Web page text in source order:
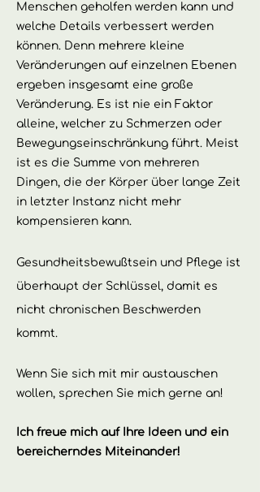
Menschen geholfen werden kann und
welche Details verbessert werden
können. Denn mehrere kleine
Veränderungen auf einzelnen Ebenen
ergeben insgesamt eine große
Veränderung. Es ist nie ein Faktor
alleine, welcher zu Schmerzen oder
Bewegungseinschränkung führt. Meist
ist es die Summe von mehreren
Dingen, die der Körper über lange Zeit
in letzter Instanz nicht mehr
kompensieren kann.
Gesundheitsbewußtsein und Pflege ist
überhaupt der Schlüssel, damit es
nicht chronischen Beschwerden
kommt.
Wenn Sie sich mit mir austauschen
wollen, sprechen Sie mich gerne an!
Ich freue mich auf Ihre Ideen und ein
bereicherndes Miteinander!